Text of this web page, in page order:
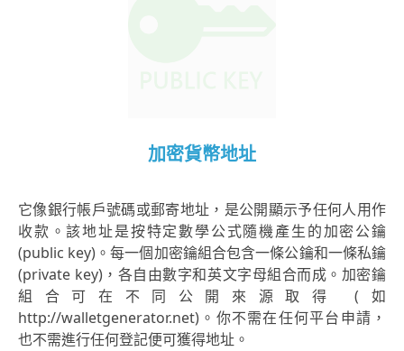
加密貨幣地址
它像銀行帳戶號碼或郵寄地址，是公開顯示予任何人用作
收款。該地址是按特定數學公式隨機產生的加密公鑰
(public key)。每一個加密鑰組合包含一條公鑰和一條私鑰
(private key)，各自由數字和英文字母組合而成。加密鑰
組合可在不同公開來源取得 (如
http://walletgenerator.net)。你不需在任何平台申請，
也不需進行任何登記便可獲得地址。